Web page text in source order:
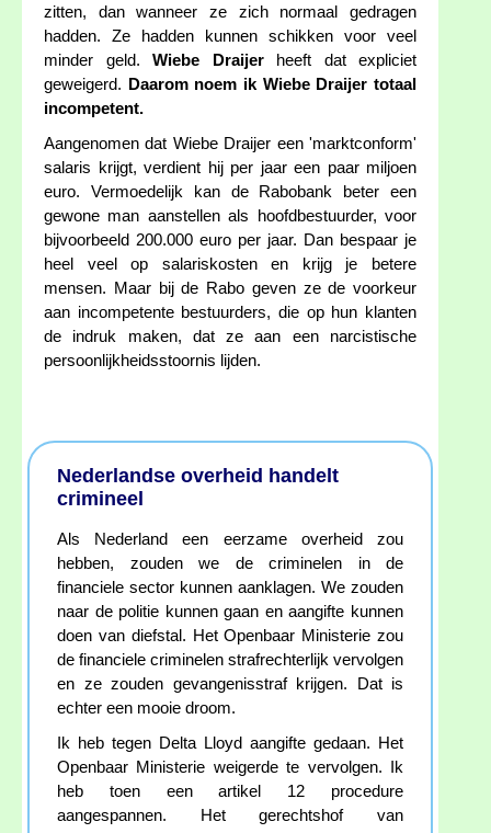
zitten, dan wanneer ze zich normaal gedragen
hadden. Ze hadden kunnen schikken voor veel
minder geld. Wiebe Draijerheeft dat expliciet
geweigerd.
Daarom noem ik Wiebe Draijer totaal
incompetent.
Aangenomen dat Wiebe Draijer een 'marktconform'
salaris krijgt, verdient hij per jaar een paar miljoen
euro. Vermoedelijk kan de Rabobank beter een
gewone man aanstellen als hoofdbestuurder, voor
bijvoorbeeld 200.000 euro per jaar. Dan bespaar je
heel veel op salariskosten en krijg je betere
mensen. Maar bij de Rabo geven ze de voorkeur
aan incompetente bestuurders, die op hun klanten
de indruk maken, dat ze aan een narcistische
persoonlijkheidsstoornis lijden.
Nederlandse overheid handelt
crimineel
Als Nederland een eerzame overheid zou
hebben, zouden we de criminelen in de
financiele sector kunnen aanklagen. We zouden
naar de politie kunnen gaan en aangifte kunnen
doen van diefstal. Het Openbaar Ministerie zou
de financiele criminelen strafrechterlijk vervolgen
en ze zouden gevangenisstraf krijgen. Dat is
echter een mooie droom.
Ik heb tegen Delta Lloyd aangifte gedaan. Het
Openbaar Ministerie weigerde te vervolgen. Ik
heb toen een artikel 12 procedure
aangespannen. Het gerechtshof van